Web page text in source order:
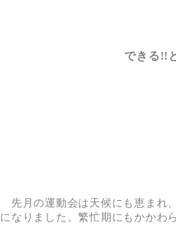
できる!!
先月の運動会は天候にも恵まれ
になりました。繁忙期にもかかわ